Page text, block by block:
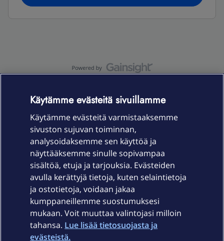
Laitteet & liittymät
Palvelut
Ajankohtaista
Käytämme evästeitä sivuillamme
Käytämme evästeitä varmistaaksemme
sivuston sujuvan toiminnan,
analysoidaksemme sen käyttöä ja
näyttääksemme sinulle sopivampaa
sisältöä, etuja ja tarjouksia. Evästeiden
avulla kerättyjä tietoja, kuten selaintietoja
ja ostotietoja, voidaan jakaa
kumppaneillemme suostumuksesi
mukaan. Voit muuttaa valintojasi milloin
tahansa. Lue lisää tietosuojasta ja
evästeistä.